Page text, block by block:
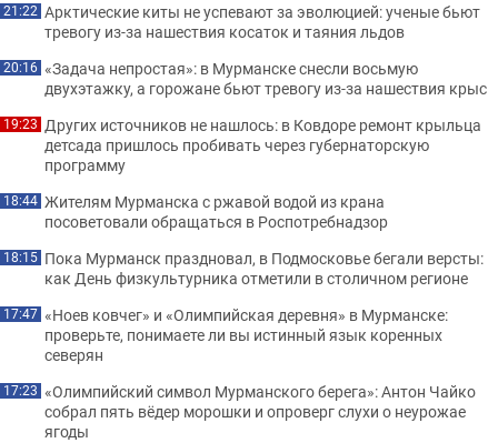
21:22 Арктические киты не успевают за эволюцией: ученые бьют
тревогу из-за нашествия косаток и таяния льдов
20:16 «Задача непростая»: в Мурманске снесли восьмую
двухэтажку, а горожане бьют тревогу из-за нашествия крыс
19:23 Других источников не нашлось: в Ковдоре ремонт крыльца
детсада пришлось пробивать через губернаторскую
программу
18:44 Жителям Мурманска с ржавой водой из крана
посоветовали обращаться в Роспотребнадзор
18:15 Пока Мурманск праздновал, в Подмосковье бегали версты:
как День физкультурника отметили в столичном регионе
17:47 «Ноев ковчег» и «Олимпийская деревня» в Мурманске:
проверьте, понимаете ли вы истинный язык коренных
северян
17:23 «Олимпийский символ Мурманского берега»: Антон Чайко
собрал пять вёдер морошки и опроверг слухи о неурожае
ягоды